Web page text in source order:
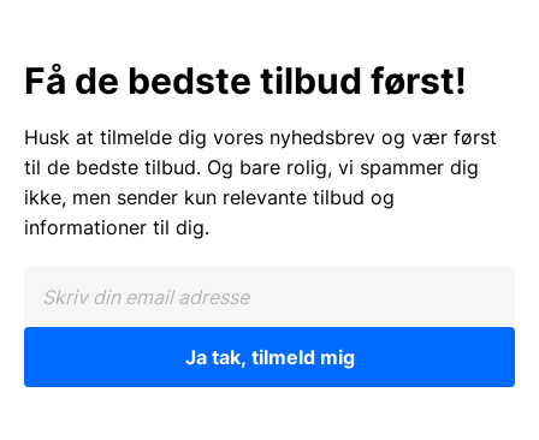
Få de bedste tilbud først!
Husk at tilmelde dig vores nyhedsbrev og vær først
til de bedste tilbud. Og bare rolig, vi spammer dig
ikke, men sender kun relevante tilbud og
informationer til dig.
Ja tak, tilmeld mig